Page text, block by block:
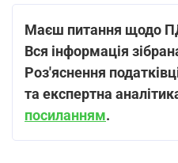
Маєш питання щодо
Вся інформація
Роз'яснення
та експертна
посиланням.